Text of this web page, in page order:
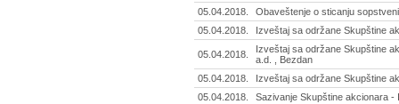
05.04.2018.
Obaveštenje o sticanju
05.04.2018.
Izveštaj sa održane Skupštine
05.04.2018.
Izveštaj sa održane Skupštine
a.d. , Bezdan
05.04.2018.
Izveštaj sa održane Skupštine
05.04.2018.
Sazivanje Skupštine akcionara -